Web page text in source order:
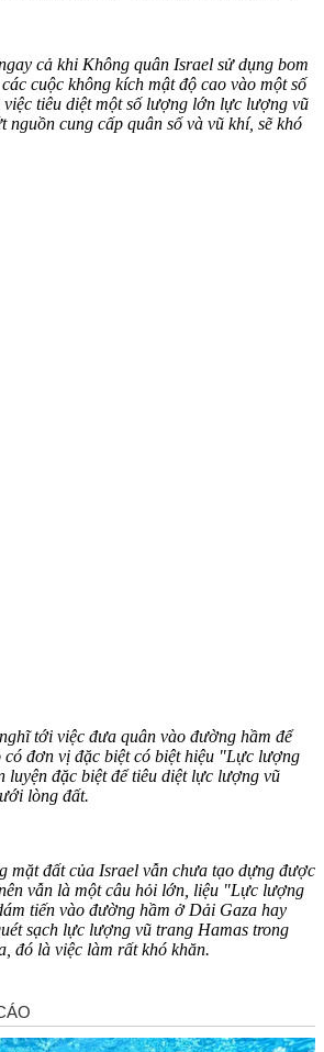
cả khi Không quân Israel sử dụng bom
cuộc không kích mật độ cao vào một số
tiêu diệt một số lượng lớn lực lượng vũ
nguồn cung cấp quân số và vũ khí, sẽ khó
tới việc đưa quân vào đường hầm để
đơn vị đặc biệt có biệt hiệu "Lực lượng
luyện đặc biệt để tiêu diệt lực lượng vũ
lòng đất.
mặt đất của Israel vẫn chưa tạo dựng được
vẫn là một câu hỏi lớn, liệu "Lực lượng
tiến vào đường hầm ở Dải Gaza hay
sạch lực lượng vũ trang Hamas trong
đó là việc làm rất khó khăn.